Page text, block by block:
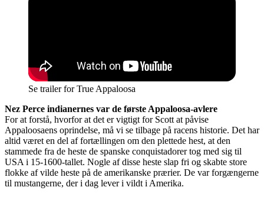
Se trailer for True Appaloosa
Nez Perce indianernes var de første Appaloosa-avlere
For at forstå, hvorfor at det er vigtigt for Scott at påvise
Appaloosaens oprindelse, må vi se tilbage på racens historie. Det har
altid været en del af fortællingen om den plettede hest, at den
stammede fra de heste de spanske conquistadorer tog med sig til
USA i 15-1600-tallet. Nogle af disse heste slap fri og skabte store
flokke af vilde heste på de amerikanske prærier. De var forgængerne
til mustangerne, der i dag lever i vildt i Amerika.